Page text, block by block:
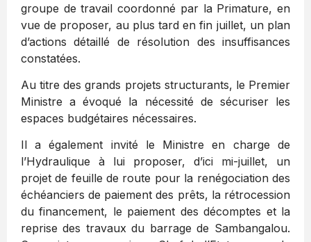
groupe de travail coordonné par la Primature, en
vue de proposer, au plus tard en fin juillet, un plan
d’actions détaillé de résolution des insuffisances
constatées.
Au titre des grands projets structurants, le Premier
Ministre a évoqué la nécessité de sécuriser les
espaces budgétaires nécessaires.
Il a également invité le Ministre en charge de
l’Hydraulique à lui proposer, d’ici mi-juillet, un
projet de feuille de route pour la renégociation des
échéanciers de paiement des prêts, la rétrocession
du financement, le paiement des décomptes et la
reprise des travaux du barrage de Sambangalou.